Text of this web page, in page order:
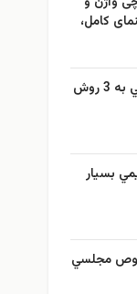
کامل،
طرز تهيه خیار شور خانگي به 3 روش
رژيمي بسيار
مجلسي